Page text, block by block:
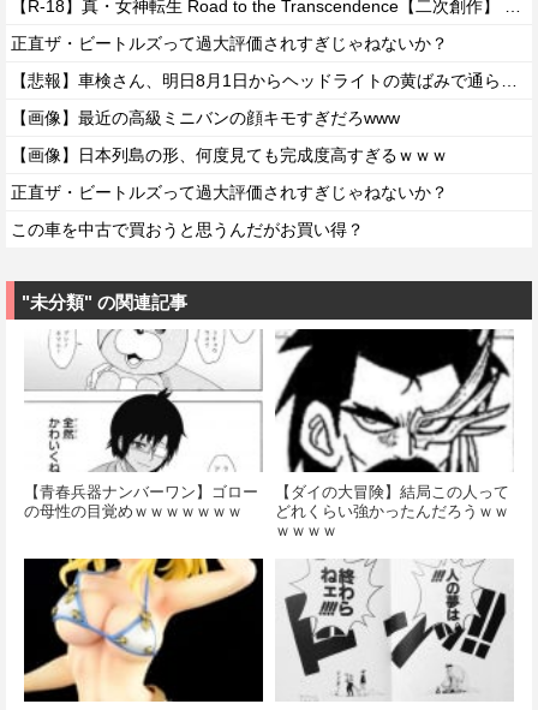
正直ザ・ビートルズって過大評価されすぎじゃねないか？
【画像】最近の高級ミニバンの顔キモすぎだろwww
【画像】日本列島の形、何度見ても完成度高すぎるｗｗｗ
正直ザ・ビートルズって過大評価されすぎじゃねないか？
この車を中古で買おうと思うんだがお買い得？
"未分類" の関連記事
【青春兵器ナンバーワン】ゴロー
の母性の目覚めｗｗｗｗｗｗｗ
【ダイの大冒険】結局この人って
どれくらい強かったんだろうｗｗ
ｗｗｗｗ